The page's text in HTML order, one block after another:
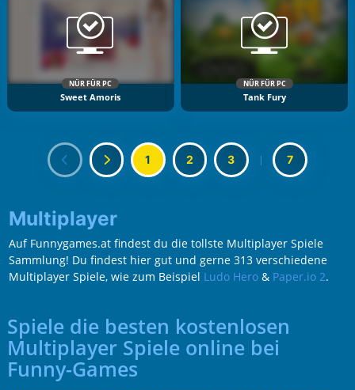
NÜR FÜR PC
Sweet Amoris
NÜR FÜR PC
Tank Fury
1 2 3 | 7
Multiplayer
Auf Funnygames.at findest du die tollste Multiplayer Spiele
Sammlung! Du findest hier gut und gerne 313 verschiedene
Multiplayer Spiele, wie zum Beispiel Ludo Hero& Paper.io 2.
Spiele die besten kostenlosen
Multiplayer Spiele online bei
Funny-Games